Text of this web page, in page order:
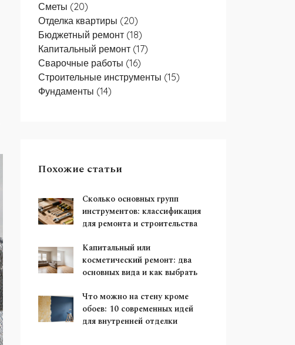
Сметы (20)
Отделка квартиры (20)
Бюджетный ремонт (18)
Капитальный ремонт (17)
Сварочные работы (16)
Строительные инструменты (15)
Фундаменты (14)
Похожие статьи
Сколько основных групп
инструментов: классификация
для ремонта и строительства
Капитальный или
косметический ремонт: два
основных вида и как выбрать
Что можно на стену кроме
обоев: 10 современных идей
для внутренней отделки